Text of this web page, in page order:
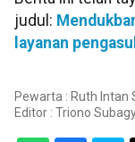
judul:
layanan
Pewarta : Ruth Intan
Editor : Triono